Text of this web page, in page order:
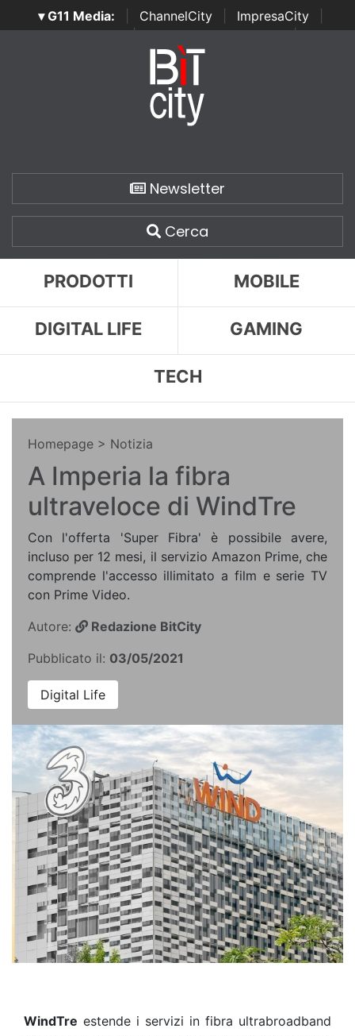
▾ G11 Media: ChannelCity ImpresaCity
SecurityOpenLab | Italian Channel Awards | Italian
Italian Security Awards
Newsletter
Cerca
PRODOTTI MOBILE
DIGITAL LIFE GAMING
TECH
Homepage > Notizia
A Imperia la fibra
ultraveloce di WindTre
Con l'offerta 'Super Fibra' è possibile avere,
incluso per 12 mesi, il servizio Amazon Prime, che
comprende l'accesso illimitato a film e serie TV
con Prime Video.
Autore:
Redazione BitCity
Pubblicato il: 03/05/2021
Digital Life
WindTre estende i servizi in fibra ultrabroadband